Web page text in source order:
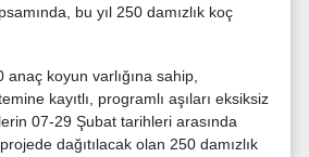
bu yıl 250 damızlık koç
koyun varlığına sahip,
kayıtlı, programlı aşıları eksiksiz
07-29 Şubat tarihleri arasında
dağıtılacak olan 250 damızlık